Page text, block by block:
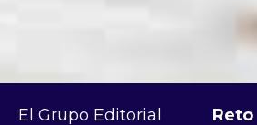
El Grupo Editorial
Reto